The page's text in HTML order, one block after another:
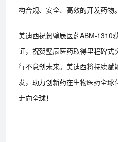
构合规、安全、高效的开发药物。
美迪西祝贺璧辰医药ABM-1310
证，祝贺璧辰医药取得里程碑式
行不怠创未来。美迪西将持续赋
发，助力创新药在生物医药全球
走向全球！